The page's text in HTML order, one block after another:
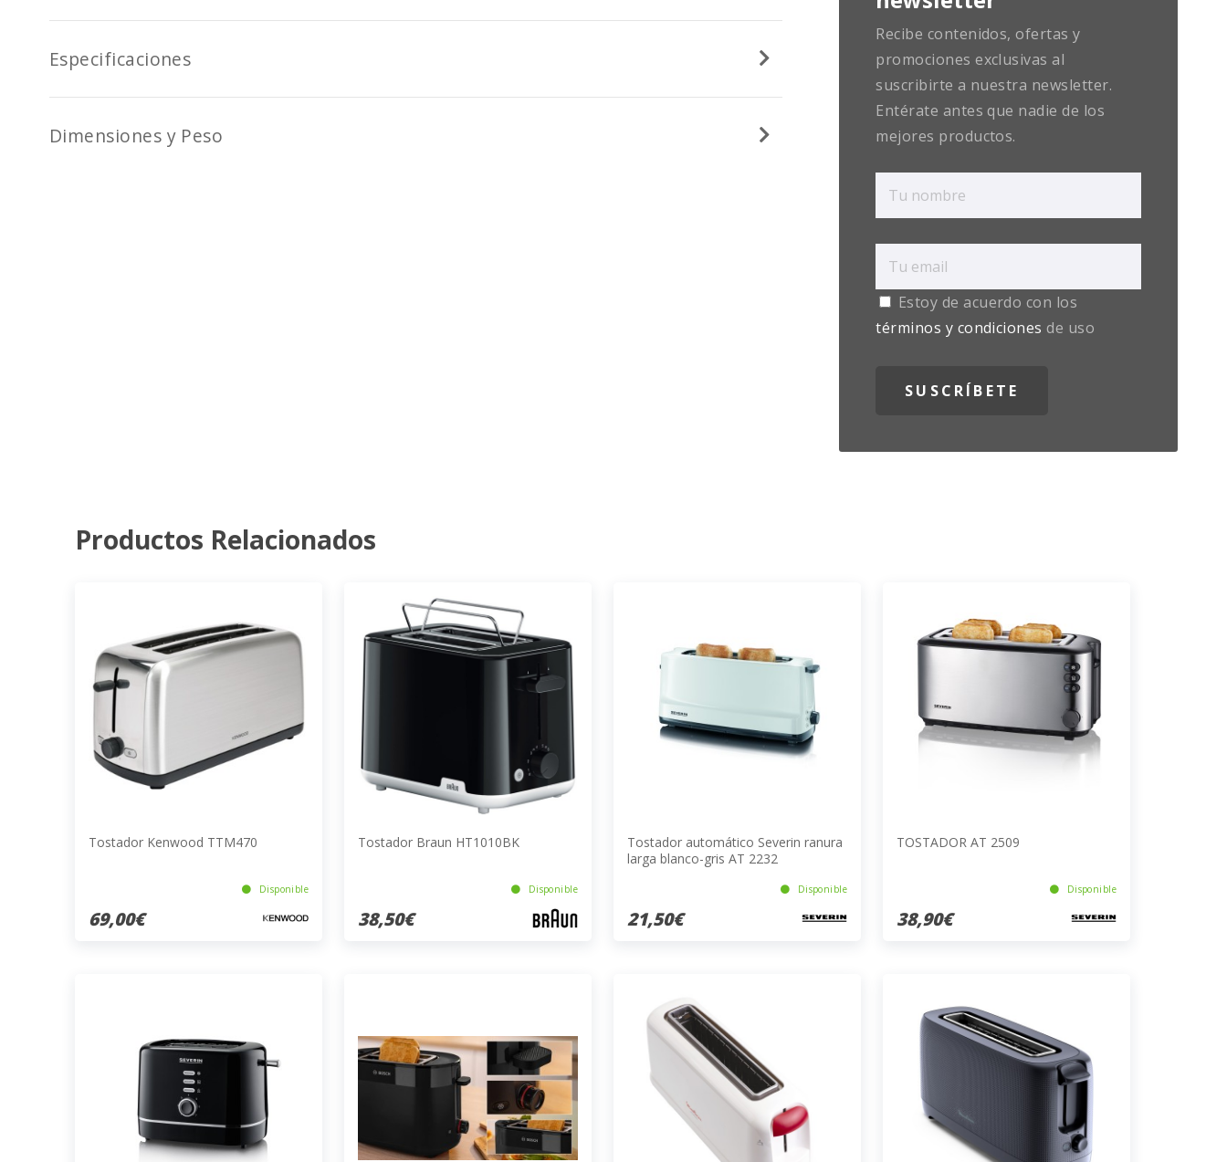
Especificaciones
Dimensiones y Peso
Recibe contenidos, ofertas y
promociones exclusivas al
suscribirte a nuestra newsletter.
Entérate antes que nadie de los
mejores productos.
Estoy de acuerdo con los
términos y condiciones de uso
Productos Relacionados
Tostador Kenwood TTM470
Disponible
69,00€
Tostador Braun HT1010BK
Disponible
38,50€
Tostador automático Severin ranura
larga blanco-gris AT 2232
Disponible
21,50€
TOSTADOR AT 2509
Disponible
38,90€